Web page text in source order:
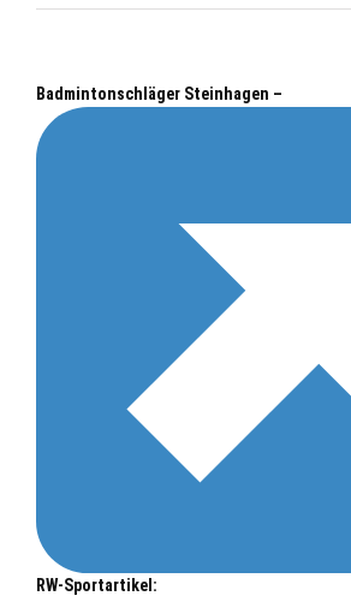
Badmintonschläger Steinhagen –
RW-Sportartikel: